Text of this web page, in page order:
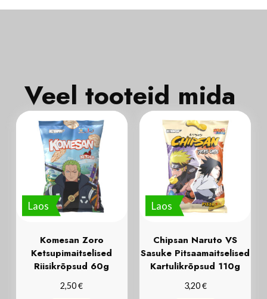
Veel tooteid mida
Laos
Komesan Zoro
Ketsupimaitselised
Riisikrõpsud 60g
2,50€
Laos
Chipsan Naruto VS
Sasuke Pitsaamaitselised
Kartulikrõpsud 110g
3,20€